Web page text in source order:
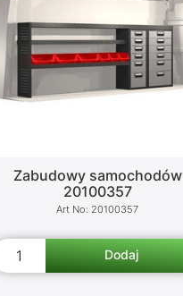
Zabudowy samochodów
20100357
20100357